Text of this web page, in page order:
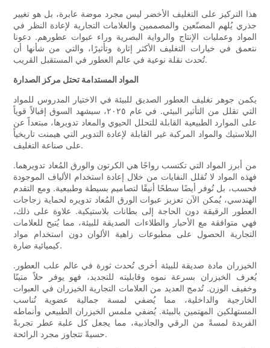
هذا التركيز على التغليف الأخضر ليس مجرد موضة عابرة، بل هو تغيير
جذري يُلهم المصنّعين والمصممين والعلامات التجارية لإعادة النظر في
المواد وعمليات الإنتاج والرواية البصرية وراء عبوات عطورهم. دعونا
نتعمق في خيارات التغليف الأكثر إثارة وتأثيرًا، والتي من شأنها أن
تُحدث نقلة نوعية في عالم العطور في المستقبل القريب.
المواد المستدامة تحتل مركز الصدارة
يكمن جوهر تغليف العطور الصديق للبيئة في الاختيار المدروس للمواد
التي تقلل من التأثير البيئي. في عام ٢٠٢٥، سيشهد السوق إقبالاً قوياً
على الموارد الطبيعية القابلة للتحلل الحيوي والمعاد تدويرها، مبتعداً عن
البلاستيك والمواد المركبة غير القابلة لإعادة التدوير التي هيمنت تاريخياً
على صناعة التغليف.
من أبرز المواد التي تكتسب رواجًا هي الكرتون والورق المُعاد تدويرهما.
فهذه المواد لا تُقلل النفايات من خلال إعادة استخدام الألياف الموجودة
فحسب، بل تُوفر أيضًا سطحًا أنيقًا لتصاميم بسيطة وطبيعية. ومع التقدم
الهندسي، يُمكن الآن تعزيز عبوات الورق المُعاد تدويره لحماية زجاجات
العطور الرقيقة دون الحاجة إلى بطانات بلاستيكية. علاوة على ذلك،
فهي متوافقة مع الأحبار والطلاءات الصديقة للبيئة، مما يُتيح للعلامات
التجارية الحصول على مطبوعات زاهية الألوان دون استخدام مواد
كيميائية ضارة.
الخيزران مادة صديقة للبيئة أخرى تُحدث ثورة في عالم علب العطور.
يُعرف الخيزران بسرعة نموه وقابليته للتجديد، فهو يوفر حلاً متينًا
وخفيف الوزن. تُدمج العديد من العلامات التجارية الخيزران في العبوات
الخارجية والداخلية، مما يُضفي لمسة جمالية عضوية تُناسب
المستهلكين المهتمين بالبيئة. يُضفي ملمس الخيزران الطبيعي وأنماطه
الفريدة لمسةً من الرقي والجاذبية، مما يجعل كل علبة عطر تجربةً
حسيةً تتجاوز مجرد الرائحة.